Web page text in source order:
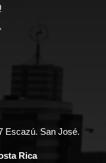
Escazú. San José.
Rica